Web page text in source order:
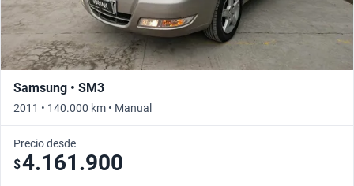
Samsung • SM3
2011 • 140.000 km • Manual
Precio desde
$4.161.900